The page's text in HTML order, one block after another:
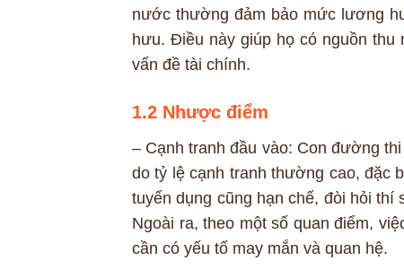
nước thường đảm bảo mức lương
hưu. Điều này giúp họ có nguồn thu
vấn đề tài chính.
1.2 Nhược điểm
– Cạnh tranh đầu vào: Con đường
do tỷ lệ cạnh tranh thường cao, đặc
tuyển dụng cũng hạn chế, đòi hỏi
Ngoài ra, theo một số quan điểm,
cần có yếu tố may mắn và quan hệ.